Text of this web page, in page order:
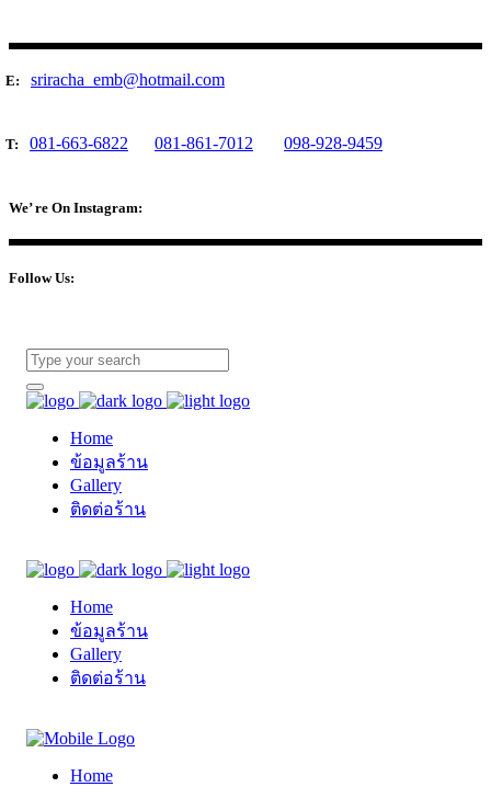
E: sriracha_emb@hotmail.com
T: 081-663-6822 081-861-7012 098-928-9459
We’ re On Instagram:
Follow Us:
Home
ข้อมูลร้าน
Gallery
ติดต่อร้าน
Home
ข้อมูลร้าน
Gallery
ติดต่อร้าน
Home